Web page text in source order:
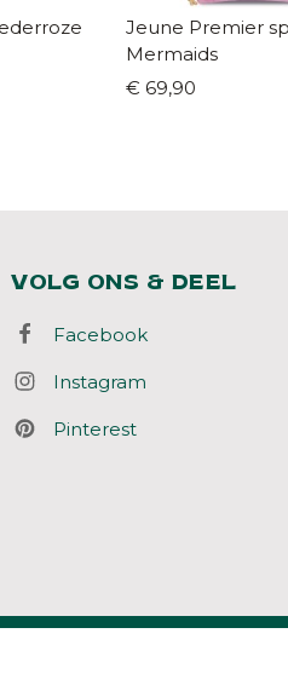
Jeune Premier
Mermaids
€ 69,90
VOLG ONS & DEEL
Facebook
Instagram
Pinterest